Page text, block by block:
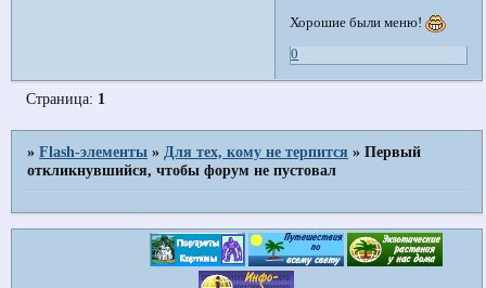
Хорошие были меню!
0
Страница: 1
»Flash-элементы » Для тех, кому не терпится »Первый
откликнувшийся, чтобы форум не пустовал